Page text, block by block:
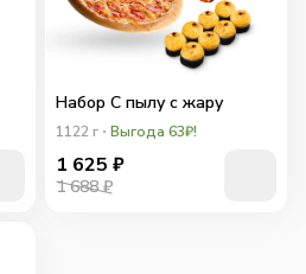
Набор С пылу с жару
1122 г Выгода 63₽!
1 625 ₽
1 688 ₽